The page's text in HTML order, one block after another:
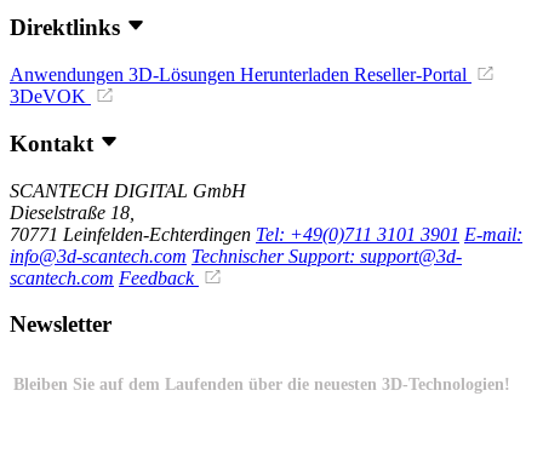
Direktlinks
Anwendungen 3D-Lösungen Herunterladen Reseller-Portal
3DeVOK
Kontakt
SCANTECH DIGITAL GmbH
Dieselstraße 18,
70771 Leinfelden-Echterdingen Tel: +49(0)711 3101 3901 E-mail:
info@3d-scantech.com Technischer Support: support@3d-
scantech.com Feedback
Newsletter